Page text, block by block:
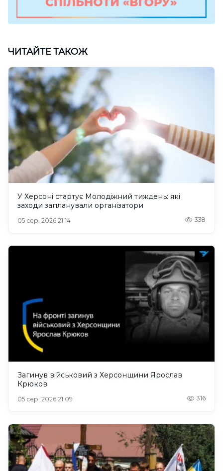
ЧИТАЙТЕ ТАКОЖ
У Херсоні стартує Молодіжний тиждень: які
заходи запланували організатори
05 сер. 2026 21:14 338
Загинув військовий з Херсонщини Ярослав
Крюков
05 сер. 2026 21:09 316